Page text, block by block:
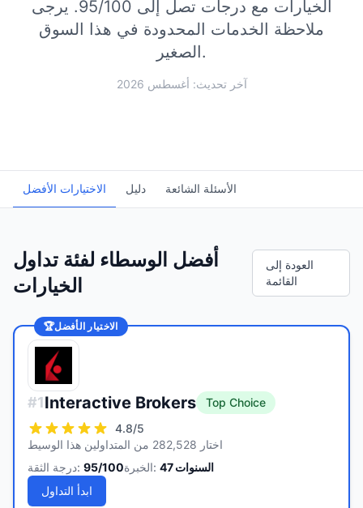
الخيارات مع درجات تصل إلى 95/100.
يرجى
ملاحظة الخدمات المحدودة في هذا السوق
الصغير.
آخر تحديث: أغسطس 2026
الاختيارات الأفضل دليل الأسئلة الشائعة
أفضل الوسطاء لفئة تداول
الخيارات
العودة إلى
القائمة
🏆الاختيار الأفضل
#1Interactive Brokers
Top Choice
4.8/5
اختار 282,528 من المتداولين هذا الوسيط
درجة الثقة: 95/100 الخبرة: 47 السنوات
ابدأ التداول